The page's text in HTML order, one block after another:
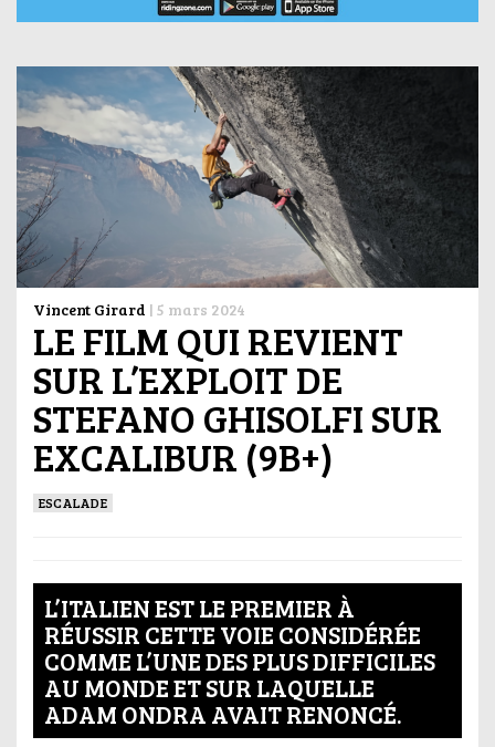
Vincent Girard | 5 mars 2024
LE FILM QUI REVIENT
SUR L’EXPLOIT DE
STEFANO GHISOLFI SUR
EXCALIBUR (9B+)
ESCALADE
L’ITALIEN EST LE PREMIER À
RÉUSSIR CETTE VOIE CONSIDÉRÉE
COMME L’UNE DES PLUS DIFFICILES
AU MONDE ET SUR LAQUELLE
ADAM ONDRA AVAIT RENONCÉ.